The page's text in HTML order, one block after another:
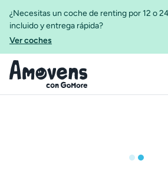
¿Necesitas un coche de renting por 12 o
incluido y entrega rápida?
Ver coches